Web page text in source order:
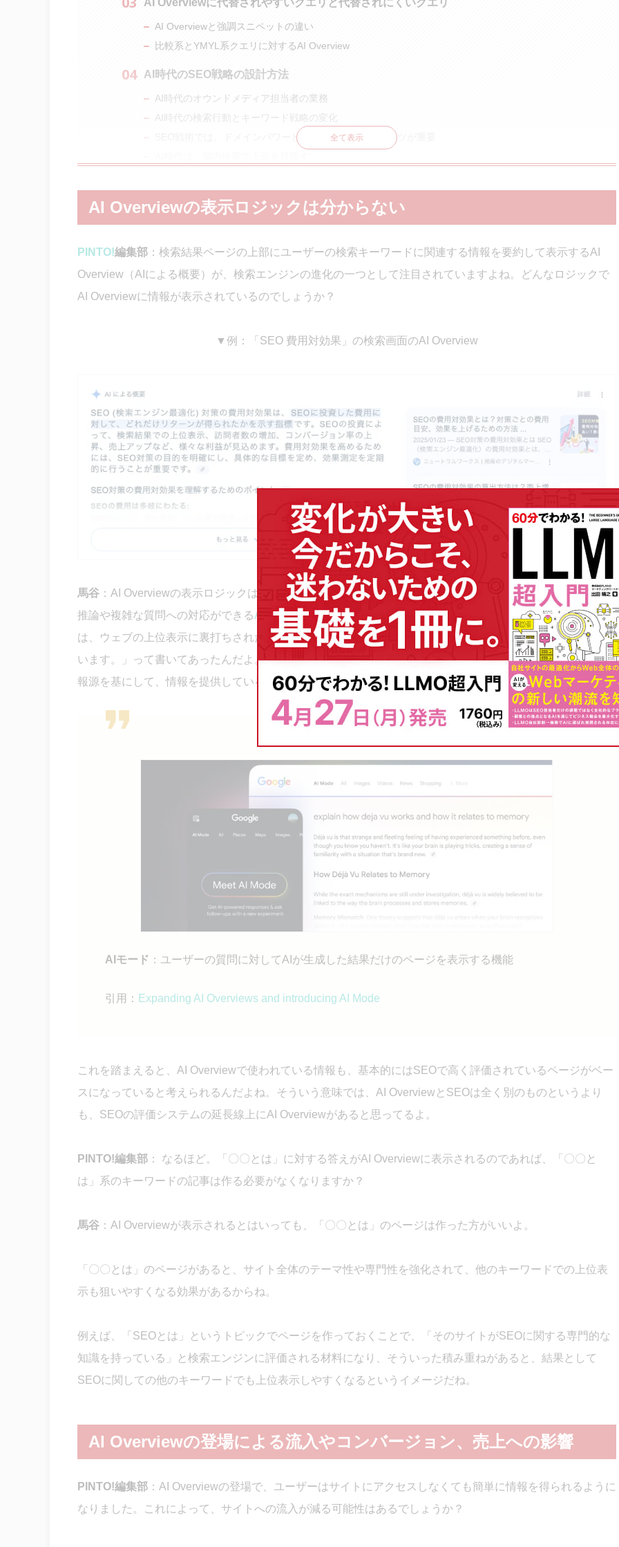
AI Overviewと強調スニペットの違い
比較系とYMYL系クエリに対するAI Overview
AI時代のSEO戦略の設計方法
AI時代のオウンドメディア担当者の業務
AI時代の検索行動とキーワード戦略の変化
SEO戦術では、ドメインパワーと独自性のあるコンテンツが重要
全て表示
AI Overviewの表示ロジックは分からない
PINTO!編集部 ： 検索結果ページの上部にユーザーの検索キーワードに関連する情報を要約して表示するAI
Overview（AIによる概要） が、検索エンジンの進化の一つとして注目されていますよね。どんなロジックで
AI Overviewに情報が表示されているのでしょうか？
▼例： 「SEO 費用対効果」の検索画面のAI Overview
馬谷 ： AI Overviewの表示ロジックは 明確にはわかっていないんだよね。でも、AI Overviewよりさらに高度な
推論や複雑な質問への対応ができるAIモード がリリースされたときの 公式ドキュメント
に、「AI Overviewで
は、ウェブの上位表示に裏打ちされた情報を表示するように設計されており、情報源へのリンクが含まれて
います。」って書いてあったんだよ。つまり、AI Overviewではウェブで上位表示されている信頼性のある情
報源を基にして、情報を提供しているということだね。
AIモード ：ユーザーの質問に対してAIが生成した結果だけのページを表示する機能
引用： Expanding AI Overviews and introducing AI Mode
これを踏まえると、AI Overviewで使われている情報も、基本的にはSEOで高く評価されているページがベー
スになっていると考えられるんだよね。そういう意味では、AI OverviewとSEOは全く別のものというより
も、SEOの評価システムの延長線上にAI Overviewがあると思ってるよ。
PINTO!編集部 ： なるほど。 「〇〇とは」に対する答えがAI Overviewに表示されるのであれば、「〇〇と
は」系のキーワードの記事は作る必要がなくなりますか？
馬谷 ：AI Overviewが表示されるとはいっても 、「〇〇とは」のページは作った方がいいよ。
「〇〇とは」のページがあると、サイト全体のテーマ性や専門性を強化されて、 他のキーワードでの上位表
示も狙いやすくなる効果があるからね。
例えば、「SEOとは」というトピックでページを作っておくことで、「そのサイトがSEOに関する専門的な
知識を持っている」と検索エンジンに評価される材料になり、そういった積み重ねがあると、結果として
SEOに関しての他のキーワードでも上位表示しやすくなるというイメージだね。
AI Overviewの登場による流入やコンバージョン、売上への影響
PINTO!編集部 ： AI Overviewの登場で、ユーザーはサイトにアクセスしなくても簡単に情報を得られるように
なりました。これによって、サイトへの流入が減る可能性はあるでしょうか？